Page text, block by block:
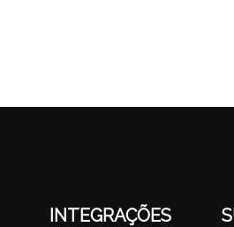
INTEGRAÇÕES